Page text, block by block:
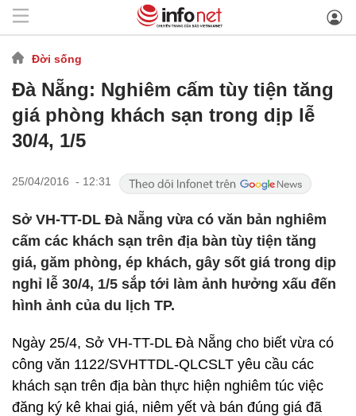
Đời sống
Đà Nẵng: Nghiêm cấm tùy tiện tăng
giá phòng khách sạn trong dịp lễ
30/4, 1/5
25/04/2016 - 12:31
Sở VH-TT-DL Đà Nẵng vừa có văn bản nghiêm
cấm các khách sạn trên địa bàn tùy tiện tăng
giá, găm phòng, ép khách, gây sốt giá trong dịp
nghỉ lễ 30/4, 1/5 sắp tới làm ảnh hưởng xấu đến
hình ảnh của du lịch TP.
Ngày 25/4, Sở VH-TT-DL Đà Nẵng cho biết vừa có
công văn 1122/SVHTTDL-QLCSLT yêu cầu các
khách sạn trên địa bàn thực hiện nghiêm túc việc
đăng ký kê khai giá, niêm yết và bán đúng giá đã